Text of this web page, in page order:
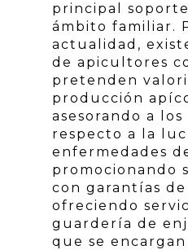
principal
ámbito familiar.
actualidad,
de apicultores
pretenden
producción
asesorando a
respecto a la
enfermedades
promocionando
con garantías
ofreciendo
guardería de
que se